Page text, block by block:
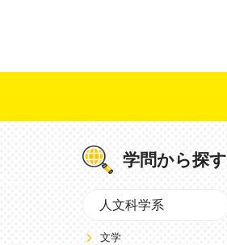
学問から探す
人文科学系
文学